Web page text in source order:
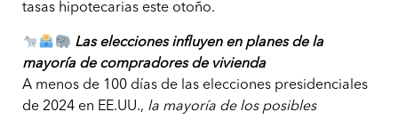
tasas hipotecarias este otoño.
Las elecciones influyen en planes de la
mayoría de compradores de vivienda
A menos de 100 días de las elecciones presidenciales
de 2024 en EE.UU., la mayoría de los posibles